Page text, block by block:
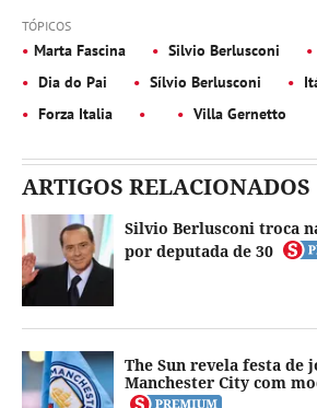
TÓPICOS
Marta Fascina Silvio Berlusconi
Dia do Pai
Sílvio Berlusconi
Forza Italia
Villa Gernetto
ARTIGOS RELACIONADOS
Silvio Berlusconi troca
por deputada de 30
The Sun revela festa de
Manchester City com